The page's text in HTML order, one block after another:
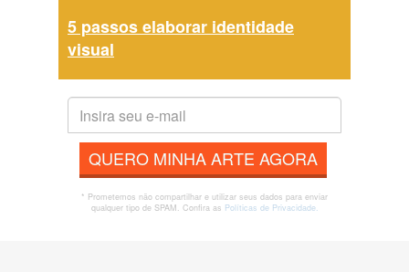
5 passos elaborar identidade
visual
QUERO MINHA ARTE AGORA
* Prometemos não compartilhar e utilizar seus dados para enviar
qualquer tipo de SPAM. Confira as Políticas de Privacidade.